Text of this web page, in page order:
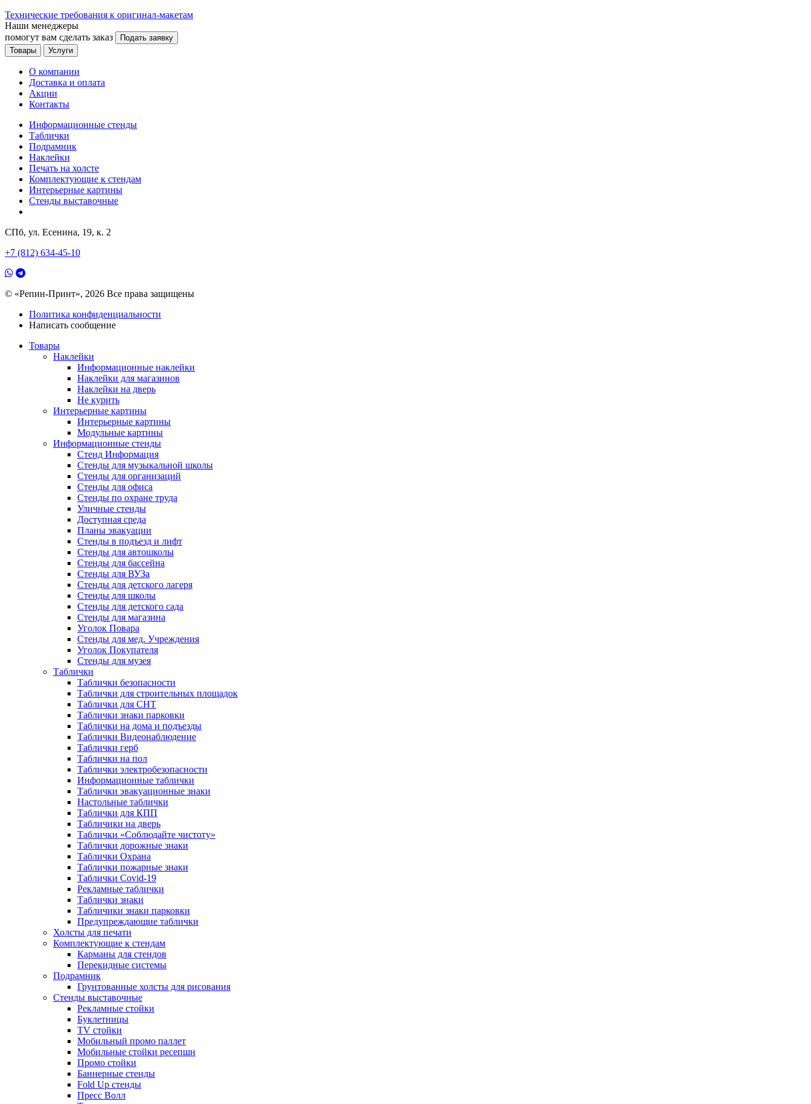
Технические требования к оригинал-макетам
Наши менеджеры
помогут вам сделать заказ
Подать заявку
Товары
Услуги
О компании
Доставка и оплата
Акции
Контакты
Информационные стенды
Таблички
Подрамник
Наклейки
Печать на холсте
Комплектующие к стендам
Интерьерные картины
Стенды выставочные
СПб, ул. Есенина, 19, к. 2
+7 (812) 634-45-10
© «Репин-Принт», 2026 Все права защищены
Политика конфиденциальности
Написать сообщение
Товары
Наклейки
Информационные наклейки
Наклейки для магазинов
Наклейки на дверь
Не курить
Интерьерные картины
Интерьерные картины
Модульные картины
Информационные стенды
Стенд Информация
Стенды для музыкальной школы
Стенды для организаций
Стенды для офиса
Стенды по охране труда
Уличные стенды
Доступная среда
Планы эвакуации
Стенды в подъезд и лифт
Стенды для автошколы
Стенды для бассейна
Стенды для ВУЗа
Стенды для детского лагеря
Стенды для школы
Стенды для детского сада
Стенды для магазина
Уголок Повара
Стенды для мед. Учреждения
Уголок Покупателя
Стенды для музея
Таблички
Таблички безопасности
Таблички для строительных площадок
Таблички для СНТ
Таблички знаки парковки
Таблички на дома и подъезды
Таблички Видеонаблюдение
Таблички герб
Таблички на пол
Таблички электробезопасности
Информационные таблички
Таблички эвакуационные знаки
Настольные таблички
Таблички для КПП
Табличики на дверь
Таблички «Соблюдайте чистоту»
Таблички дорожные знаки
Таблички Охрана
Таблички пожарные знаки
Таблички Covid-19
Рекламные таблички
Таблички знаки
Табличики знаки парковки
Предупреждающие таблички
Холсты для печати
Комплектующие к стендам
Карманы для стендов
Перекидные системы
Подрамник
Грунтованные холсты для рисования
Стенды выставочные
Рекламные стойки
Буклетницы
TV стойки
Мобильный промо паллет
Мобильные стойки ресепшн
Промо стойки
Баннерные стенды
Fold Up стенды
Пресс Волл